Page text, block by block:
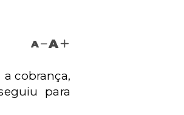
A A
a cobrança,
para